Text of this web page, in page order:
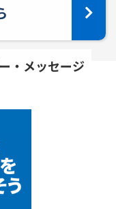
・メッセージ